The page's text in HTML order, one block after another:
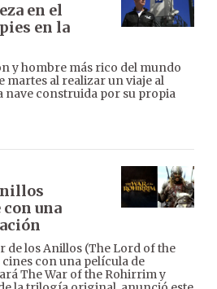
en el
en la
y hombre más rico del mundo
martes al realizar un viaje al
nave construida por su propia
una
de los Anillos (The Lord of the
con una película de
The War of the Rohirrim y